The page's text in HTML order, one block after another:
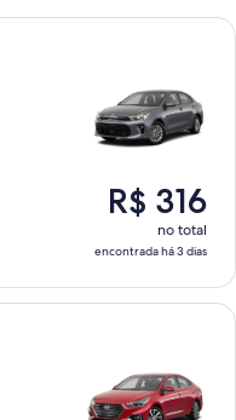
R$ 316
no total
encontrada há 3 dias